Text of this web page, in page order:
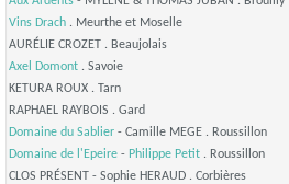
Vins Drach . Meurthe et Moselle
AURÉLIE CROZET . Beaujolais
Axel Domont . Savoie
KETURA ROUX . Tarn
RAPHAEL RAYBOIS . Gard
Domaine du Sablier - Camille MEGE . Roussillon
Domaine de l'Epeire - Philippe Petit . Roussillon
CLOS PRÉSENT - Sophie HERAUD . Corbières